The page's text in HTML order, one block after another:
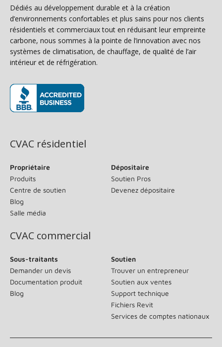
Dédiés au développement durable et à la création
d’environnements confortables et plus sains pour nos clients
résidentiels et commerciaux tout en réduisant leur empreinte
carbone, nous sommes à la pointe de l’innovation avec nos
systèmes de climatisation, de chauffage, de qualité de l’air
intérieur et de réfrigération.
CVAC résidentiel
Propriétaire
Produits
Centre de soutien
Blog
Salle média
Dépositaire
Soutien Pros
Devenez dépositaire
CVAC commercial
Sous-traitants
Demander un devis
Documentation produit
Blog
Soutien
Trouver un entrepreneur
Soutien aux ventes
Support technique
Fichiers Revit
Services de comptes nationaux